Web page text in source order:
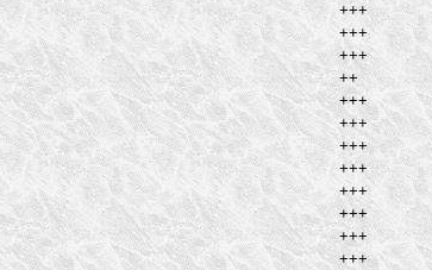
+++
+++
+++
++
+++
+++
+++
+++
+++
+++
+++
+++